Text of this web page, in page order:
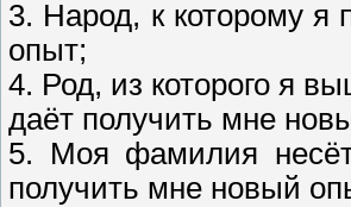
3. Народ, к которому я
опыт;
4. Род, из которого я
даёт получить мне
5. Моя фамилия
получить мне новый